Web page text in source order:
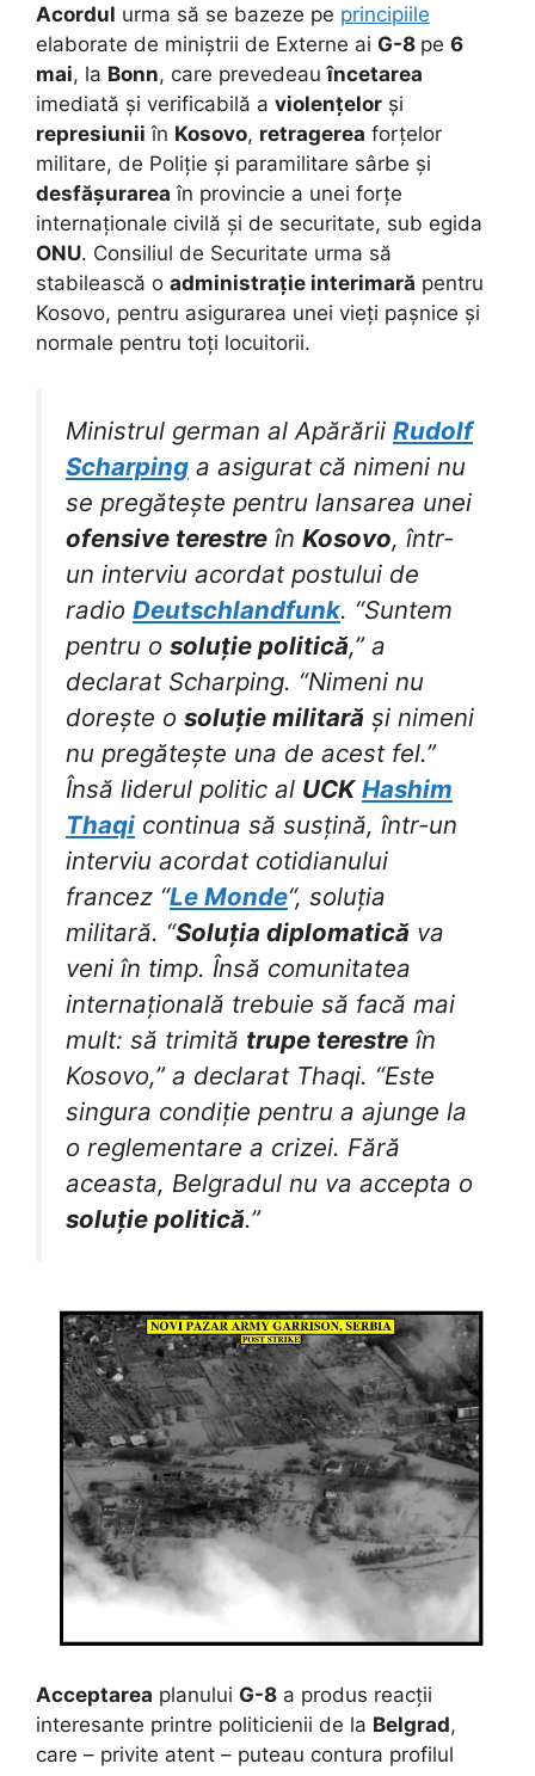
Acordul urma să se bazeze pe principiile
elaborate de miniștrii de Externe ai G-8 pe 6
mai, la Bonn, care prevedeauîncetarea
imediată și verificabilă a violențelor și
represiunii în Kosovo, retragerea forțelor
militare, de Poliție și paramilitare sârbe și
desfășurarea în provincie a unei forțe
internaționale civilă și de securitate, sub egida
ONU. Consiliul de Securitate urma să
stabilească o administrație interimară pentru
Kosovo, pentru asigurarea unei vieți pașnice și
normale pentru toți locuitorii.
Ministrul german al Apărării Rudolf
Scharping a asigurat că nimeni nu
se pregătește pentru lansarea unei
ofensive terestre în Kosovo, într-
un interviu acordat postului de
radio Deutschlandfunk. “Suntem
pentru o soluție politică,” a
declarat Scharping. “Nimeni nu
dorește o soluție militară și nimeni
nu pregătește una de acest fel.”
Însă liderul politic al UCK Hashim
Thaqi continua să susțină, într-un
interviu acordat cotidianului
francez “Le Monde“, soluția
militară. “Soluția diplomatică va
veni în timp. Însă comunitatea
internațională trebuie să facă mai
mult: să trimită trupe terestre în
Kosovo,” a declarat Thaqi. “Este
singura condiție pentru a ajunge la
o reglementare a crizei. Fără
aceasta, Belgradul nu va accepta o
soluție politică.”
Acceptarea planului G-8 a produs reacții
interesante printre politicienii de la Belgrad,
care – privite atent – puteau contura profilul